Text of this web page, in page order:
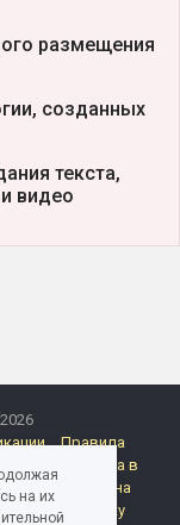
размещения
созданных
текста,
видео
Правила
Политика в
Согласие на
на рассылку
на их